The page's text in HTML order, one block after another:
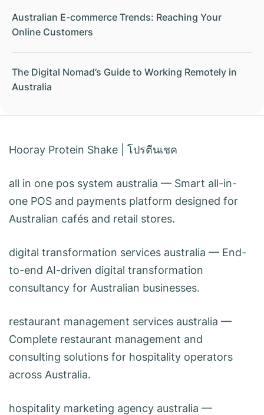
Australian E-commerce Trends: Reaching Your
Online Customers
The Digital Nomad’s Guide to Working Remotely in
Australia
Hooray Protein Shake โปรตีนเชค
all in one pos system australia — Smart all-in-
one POS and payments platform designed for
Australian cafés and retail stores.
digital transformation services australia — End-
to-end AI-driven digital transformation
consultancy for Australian businesses.
restaurant management services australia —
Complete restaurant management and
consulting solutions for hospitality operators
across Australia.
hospitality marketing agency australia —